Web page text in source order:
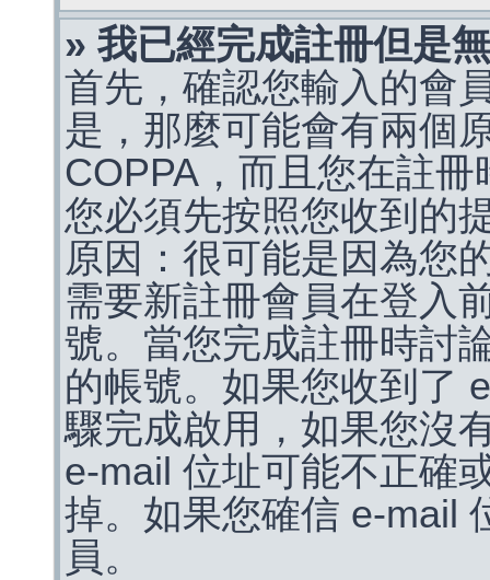
» 我已經完成註冊但是
首先，確認您輸入的會
是，那麼可能會有兩個
COPPA，而且您在註
您必須先按照您收到的
原因：很可能是因為您
需要新註冊會員在登入
號。當您完成註冊時討
的帳號。如果您收到了
驟完成啟用，如果您沒
e-mail 位址可能不正確
掉。如果您確信 e-mail
員。